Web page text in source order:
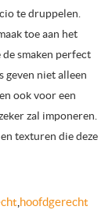
te druppelen.
toe aan het
smaken perfect
geven niet alleen
ook voor een
zal imponeren.
texturen die deze
hoofdgerecht